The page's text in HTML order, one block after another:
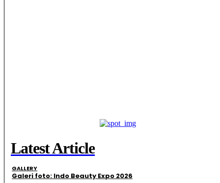
Latest Article
GALLERY
Galeri foto: Indo Beauty Expo 2026